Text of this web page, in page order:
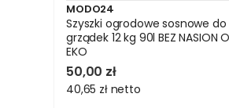
MODO24
Szyszki ogrodowe sosnowe
grządek 12 kg 90l BEZ NASION
EKO
50,00 zł
40,65 zł netto